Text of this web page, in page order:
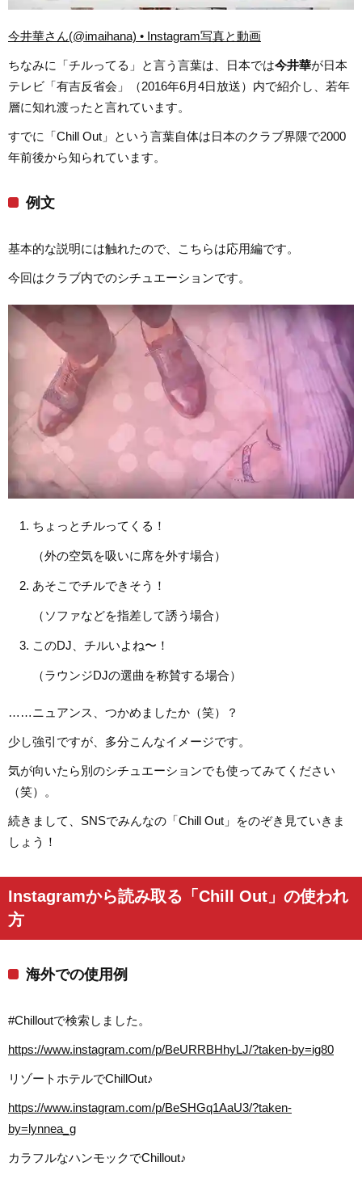
今井華さん(@imaihana) • Instagram写真と動画
ちなみに「チルってる」と言う言葉は、日本では今井華が日本
テレビ「有吉反省会」（2016年6月4日放送）内で紹介し、若年
層に知れ渡ったと言れています。
すでに「Chill Out」という言葉自体は日本のクラブ界隈で2000
年前後から知られています。
例文
基本的な説明には触れたので、こちらは応用編です。
今回はクラブ内でのシチュエーションです。
ちょっとチルってくる！
（外の空気を吸いに席を外す場合）
あそこでチルできそう！
（ソファなどを指差して誘う場合）
このDJ、チルいよね〜！
（ラウンジDJの選曲を称賛する場合）
……ニュアンス、つかめましたか（笑）？
少し強引ですが、多分こんなイメージです。
気が向いたら別のシチュエーションでも使ってみてください
（笑）。
続きまして、SNSでみんなの「Chill Out」をのぞき見ていきま
しょう！
Instagramから読み取る「Chill Out」の使われ
方
海外での使用例
#Chilloutで検索しました。
https://www.instagram.com/p/BeURRBHhyLJ/?taken-by=ig80
リゾートホテルでChillOut♪
https://www.instagram.com/p/BeSHGq1AaU3/?taken-
by=lynnea_g
カラフルなハンモックでChillout♪